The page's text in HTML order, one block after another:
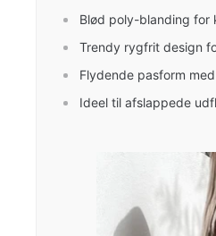
Blød poly-blanding for
Trendy rygfrit design
Flydende pasform
Ideel til afslappede